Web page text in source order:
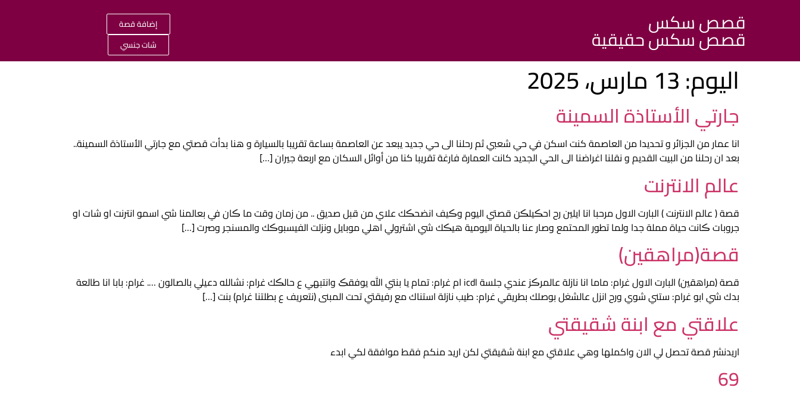
قصص سكس
قصص سكس حقيقية
إضافة قصة
شات جنسي
اليوم:13 مارس، 2025
جارتي الأستاذة السمينة
انا عمار من الجزائر و تحديدا من العاصمة كنت اسكن في حي شعبي ثم رحلنا الى حي جديد يبعد عن العاصمة بساعة تقريبا بالسيارة و هنا بدأت قصتي مع جارتي الأستاذة السمينة..
بعد ان رحلنا من البيت القديم و نقلنا اغراضنا الى الحي الجديد كانت العمارة فارغة تقريبا كنا من أوائل السكان مع اربعة جيران […]
عالم الانترنت
قصة ( عالم الانترنت ) البارت الاول مرحبا انا ايلين رح احڪيلڪن قصتي اليوم وڪيف انضحڪك علاي من قبل صديق .. من زمان وقت ما ڪان في بعالمنا شي اسمو انترنت او شات او
جروبات ڪانت حياة مملة جدا ولما تطور المحتمع وصار عنا بالحياة اليومية هيڪك شي اشترولي اهلي موبايل ونزلت الفيسبوڪك والمسنجر وصرت […]
قصة(مراهقين)
قصة (مراهقين) البارت الاول غرام: ماما انا نازلة عالمرڪز عندي جلسة icdl ام غرام: تمام يا بنتي الله يوفقڪ وانتبهي ع حالڪك غرام: نشالله دعيلي بالصالون …. غرام: بابا انا طالعة
بدك شي ابو غرام: ستني شوي ورح انزل عالشغل بوصلك بطريقي غرام: طيب نازلة استناك مع رفيقتي تحت المبنى (نتعريف ع بطلتنا غرام) بنت […]
علاقتي مع ابنة شقيقتي
اريدنشر قصة تحصل لي الان واكملها وهي علاقتي مع ابنة شقيقتي لكن اريد منكم فقط موافقة لكي ابدء
69